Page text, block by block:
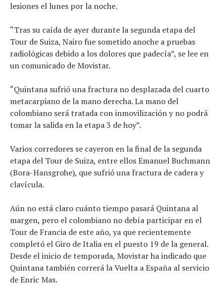
lesiones el lunes por la noche.
“Tras su caída de ayer durante la segunda etapa del
Tour de Suiza, Nairo fue sometido anoche a pruebas
radiológicas debido a los dolores que padecía”, se lee en
un comunicado de Movistar.
“Quintana sufrió una fractura no desplazada del cuarto
metacarpiano de la mano derecha. La mano del
colombiano será tratada con inmovilización y no podrá
tomar la salida en la etapa 3 de hoy”.
Varios corredores se cayeron en la final de la segunda
etapa del Tour de Suiza, entre ellos Emanuel Buchmann
(Bora-Hansgrohe), que sufrió una fractura de cadera y
clavícula.
Aún no está claro cuánto tiempo pasará Quintana al
margen, pero el colombiano no debía participar en el
Tour de Francia de este año, ya que recientemente
completó el Giro de Italia en el puesto 19 de la general.
Desde el inicio de temporada, Movistar ha indicado que
Quintana también correrá la Vuelta a España al servicio
de Enric Mas.